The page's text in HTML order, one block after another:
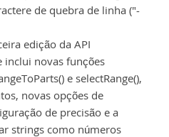
de quebra de linha ("-
edição da API
novas funções
e selectRange(),
novas opções de
de precisão e a
strings como números